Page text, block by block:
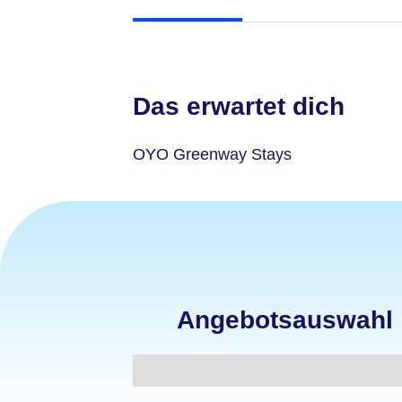
Das erwartet dich
OYO Greenway Stays
Angebotsauswahl